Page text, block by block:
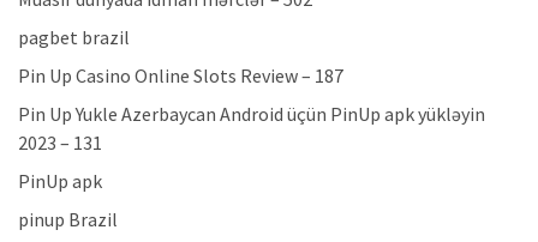
pagbet brazil
Pin Up Casino Online Slots Review – 187
Pin Up Yukle Azerbaycan Android üçün PinUp apk yükləyin
2023 – 131
PinUp apk
pinup Brazil